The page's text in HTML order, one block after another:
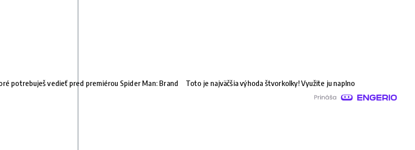
potrebuješ vedieť pred premiérou Spider Man: Brand
Toto je najväčšia výhoda štvorkolky! Využite ju naplno